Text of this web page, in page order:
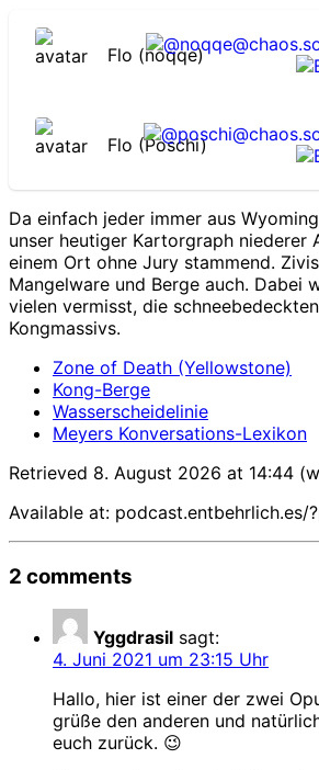
Flo (noqqe)
Flo (Poschi)
Da einfach jeder immer aus
unser heutiger Kartorgraph niederer
einem Ort ohne Jury stammend.
Mangelware und Berge auch. Dabei
vielen vermisst, die
Kongmassivs.
Zone of Death (Yellowstone)
Kong-Berge
Wasserscheidelinie
Meyers Konversations-Lexikon
Retrieved 8. August 2026 at 14:44
Available at: podcast.entbehrlich.es/
2 comments
Yggdrasil sagt:
4. Juni 2021 um 23:15 Uhr
Hallo, hier ist einer der zwei
grüße den anderen und
euch zurück. 😉